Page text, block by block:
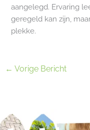
aangelegd. Ervaring
geregeld kan zijn,
plekke.
← Vorige Bericht